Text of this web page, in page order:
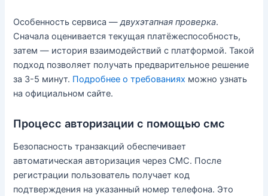
Особенность сервиса —двухэтапная проверка.
Сначала оценивается текущая платёжеспособность,
затем — история взаимодействий с платформой. Такой
подход позволяет получать предварительное решение
за 3-5 минут. Подробнее о требованиях можно узнать
на официальном сайте.
Процесс авторизации с помощью смс
Безопасность транзакций обеспечивает
автоматическая авторизация через СМС. После
регистрации пользователь получает код
подтверждения на указанный номер телефона. Это